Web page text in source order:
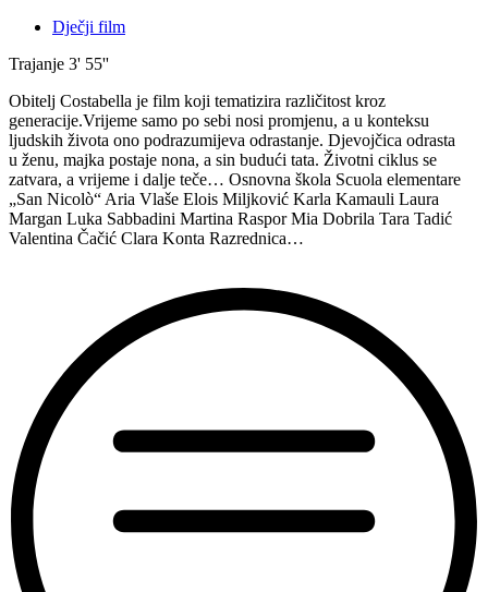
Dječji film
Trajanje 3' 55''
Obitelj Costabella je film koji tematizira različitost kroz
generacije.Vrijeme samo po sebi nosi promjenu, a u konteksu
ljudskih života ono podrazumijeva odrastanje. Djevojčica odrasta
u ženu, majka postaje nona, a sin budući tata. Životni ciklus se
zatvara, a vrijeme i dalje teče… Osnovna škola Scuola elementare
„San Nicolò“ Aria Vlaše Elois Miljković Karla Kamauli Laura
Margan Luka Sabbadini Martina Raspor Mia Dobrila Tara Tadić
Valentina Čačić Clara Konta Razrednica…